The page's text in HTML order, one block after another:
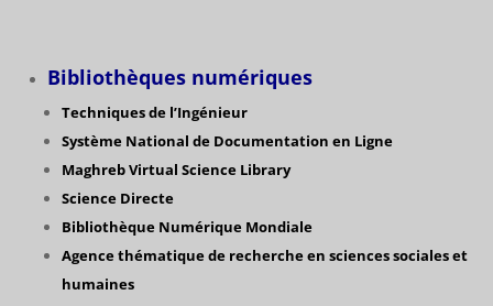
Bibliothèques numériques
Techniques de l’Ingénieur
Système National de Documentation en Ligne
Maghreb Virtual Science Library
Science Directe
Bibliothèque Numérique Mondiale
Agence thématique de recherche en sciences sociales et
humaines